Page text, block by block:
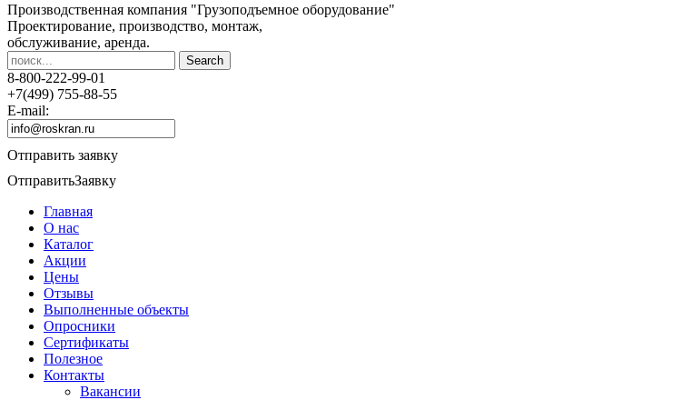
Производственная компания "Грузоподъемное оборудование"
Проектирование, производство, монтаж,
обслуживание, аренда.
8-800-222-99-01
+7(499) 755-88-55
E-mail:
Отправить заявку
ОтправитьЗаявку
Главная
О нас
Каталог
Акции
Цены
Отзывы
Выполненные объекты
Опросники
Сертификаты
Полезное
Контакты
Вакансии